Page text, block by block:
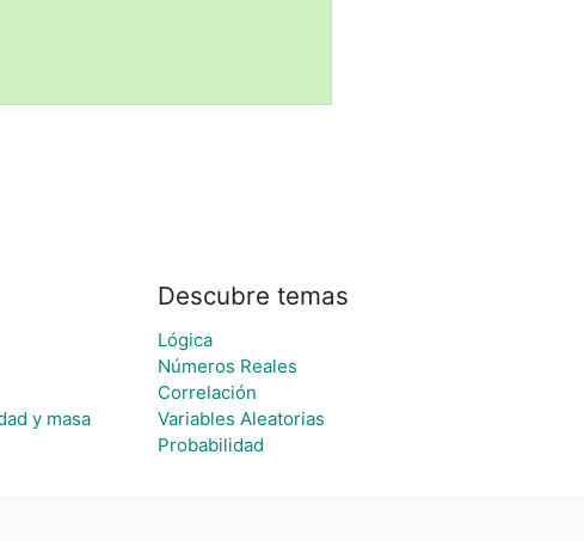
y masa
Descubre temas
Lógica
Números Reales
Correlación
Variables Aleatorias
Probabilidad